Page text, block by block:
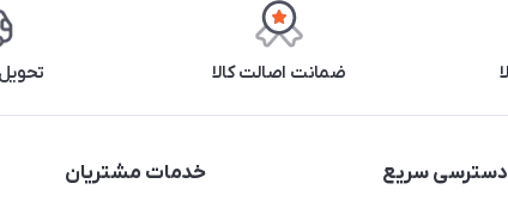
ضمانت اصالت کالا
دسترسی سریع خدمات مشتریان